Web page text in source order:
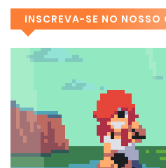
INSCREVA-SE NO NOSSO